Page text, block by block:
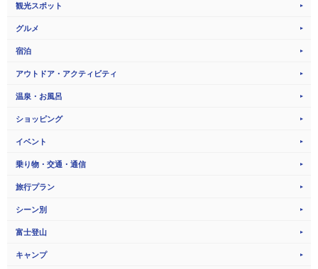
観光スポット
グルメ
宿泊
アウトドア・アクティビティ
温泉・お風呂
ショッピング
イベント
乗り物・交通・通信
旅行プラン
シーン別
富士登山
キャンプ